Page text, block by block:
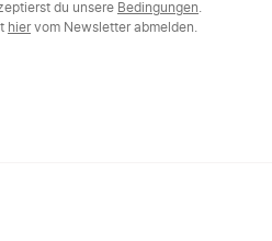
du unsere Bedingungen
hiervom Newsletter abmelden.